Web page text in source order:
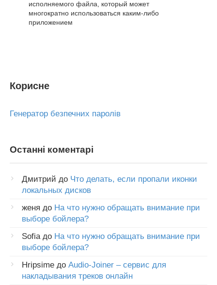
исполняемого файла, который может
многократно использоваться каким-либо
приложением
Корисне
Генератор безпечних паролів
Останні коментарі
Дмитрий до Что делать, если пропали иконки
локальных дисков
женя до На что нужно обращать внимание при
выборе бойлера?
Sofiaдо На что нужно обращать внимание при
выборе бойлера?
Hripsime до Audio-Joiner – сервис для
накладывания треков онлайн